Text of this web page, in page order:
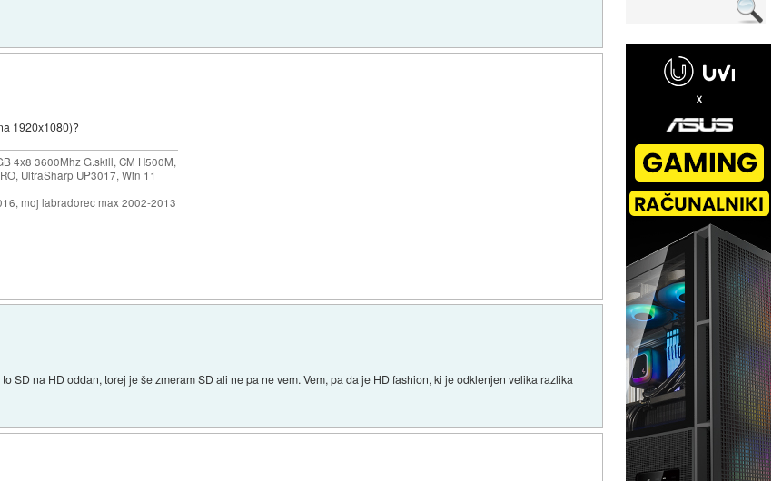
1920x1080)?
4x8 3600Mhz G.skill, CM H500M,
UltraSharp UP3017, Win 11
moj labradorec max 2002-2013
SD na HD oddan, torej je še zmeram SD ali ne pa ne vem. Vem, pa da je HD fashion, ki je odklenjen velika razlika